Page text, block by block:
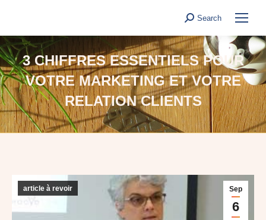
Search:
Search
3 CHIFFRES ESSENTIELS POUR
VOTRE MARKETING ET VOTRE
RELATION CLIENTS
Sep
6
article à revoir